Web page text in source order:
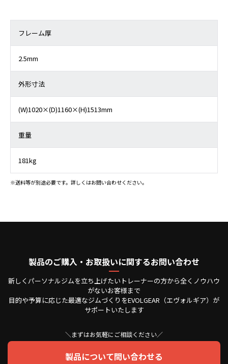
フレーム厚
2.5mm
外形寸法
(W)1020×(D)1160×(H)1513mm
重量
181kg
※送料等が別途必要です。詳しくはお問い合わせください。
製品のご購入・お取扱いに関するお問い合わせ
新しくパーソナルジムを立ち上げたいトレーナーの方から全くノウハウ
がないお客様まで
目的や予算に応じた最適なジムづくりをEVOLGEAR（エヴォルギア）が
サポートいたします
＼まずはお気軽にご相談ください／
製品について問い合わせる